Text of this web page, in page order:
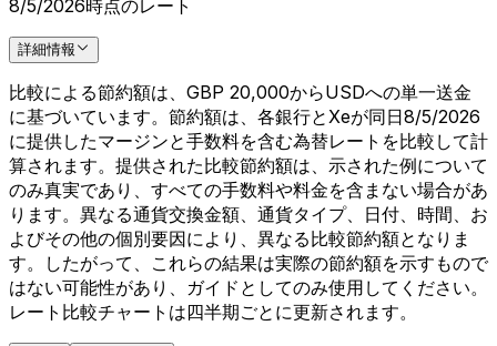
8/5/2026時点のレート
詳細情報
比較による節約額は、GBP 20,000からUSDへの単一送金
に基づいています。節約額は、各銀行とXeが同日8/5/2026
に提供したマージンと手数料を含む為替レートを比較して計
算されます。提供された比較節約額は、示された例について
のみ真実であり、すべての手数料や料金を含まない場合があ
ります。異なる通貨交換金額、通貨タイプ、日付、時間、お
よびその他の個別要因により、異なる比較節約額となりま
す。したがって、これらの結果は実際の節約額を示すもので
はない可能性があり、ガイドとしてのみ使用してください。
レート比較チャートは四半期ごとに更新されます。